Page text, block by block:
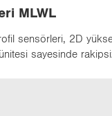
MLWL
sensörleri, 2D
sayesinde